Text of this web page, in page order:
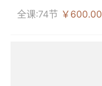
全课:74节 ￥600.00